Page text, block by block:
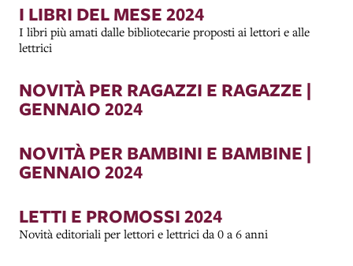
I LIBRI DEL MESE 2024
I libri più amati dalle bibliotecarie proposti ai lettori e alle
lettrici
NOVITÀ PER RAGAZZI E RAGAZZE |
GENNAIO 2024
NOVITÀ PER BAMBINI E BAMBINE |
GENNAIO 2024
LETTI E PROMOSSI 2024
Novità editoriali per lettori e lettrici da 0 a 6 anni